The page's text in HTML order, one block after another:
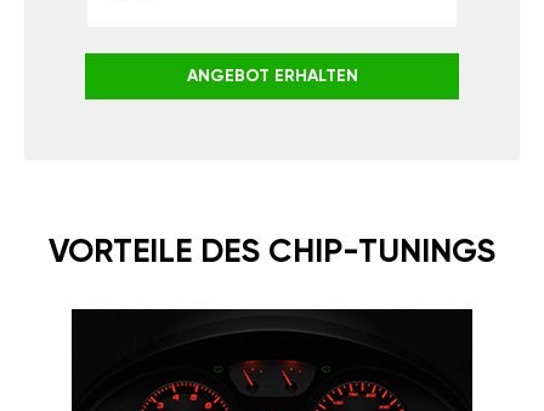
ANGEBOT ERHALTEN
VORTEILE DES CHIP-TUNINGS